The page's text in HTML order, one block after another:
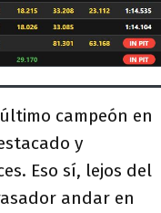
campeón en
y
Eso sí, lejos del
andar en